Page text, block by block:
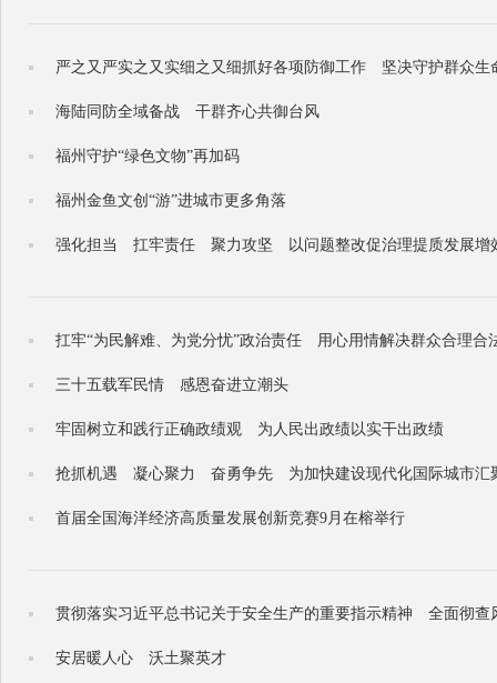
严之又严实之又实细之又细抓好各项防御工作 坚决守护群众生
海陆同防全域备战 干群齐心共御台风
福州守护“绿色文物”再加码
福州金鱼文创“游”进城市更多角落
强化担当 扛牢责任 聚力攻坚 以问题整改促治理提质发展增
扛牢“为民解难、为党分忧”政治责任 用心用情解决群众合理合
三十五载军民情 感恩奋进立潮头
牢固树立和践行正确政绩观 为人民出政绩以实干出政绩
抢抓机遇 凝心聚力 奋勇争先 为加快建设现代化国际城市汇
首届全国海洋经济高质量发展创新竞赛9月在榕举行
贯彻落实习近平总书记关于安全生产的重要指示精神 全面彻
安居暖人心 沃土聚英才